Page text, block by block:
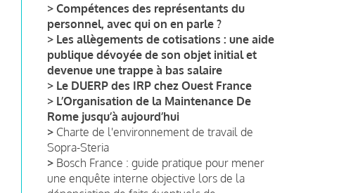
> Compétences des représentants du
personnel, avec qui on en parle ?
> Les allègements de cotisations : une aide
publique dévoyée de son objet initial et
devenue une trappe à bas salaire
> Le DUERP des IRP chez Ouest France
> L’Organisation de la Maintenance De
Rome jusqu’à aujourd’hui
> Charte de l'environnement de travail de
Sopra-Steria
> Bosch France : guide pratique pour mener
une enquête interne objective lors de la